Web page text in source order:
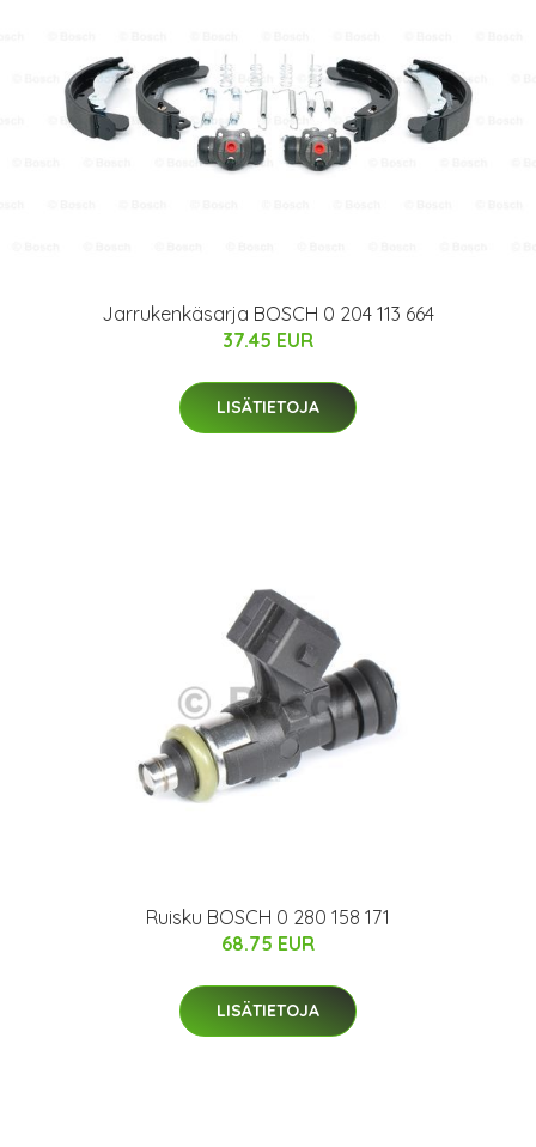
Jarrukenkäsarja BOSCH 0 204 113 664
37.45 EUR
LISÄTIETOJA
Ruisku BOSCH 0 280 158 171
68.75 EUR
LISÄTIETOJA